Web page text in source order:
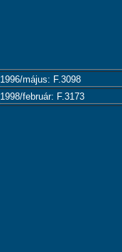
1996/május: F.3098
1998/február: F.3173